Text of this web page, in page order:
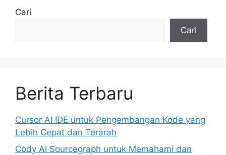
Cari
Cari
Berita Terbaru
Cursor AI IDE untuk Pengembangan Kode yang
Lebih Cepat dan Terarah
Cody AI Sourcegraph untuk Memahami dan